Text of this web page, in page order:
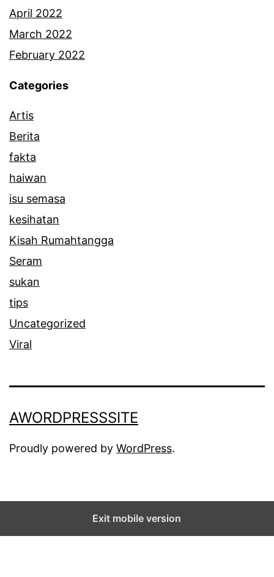
April 2022
March 2022
February 2022
Categories
Artis
Berita
fakta
haiwan
isu semasa
kesihatan
Kisah Rumahtangga
Seram
sukan
tips
Uncategorized
Viral
AWORDPRESSSITE
Proudly powered by WordPress.
Exit mobile version